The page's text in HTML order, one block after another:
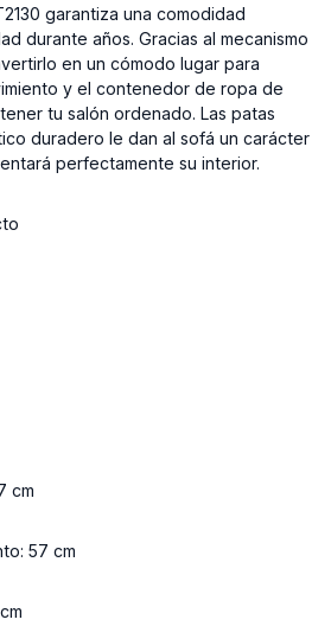
garantiza una comodidad
durante años. Gracias al mecanismo
en un cómodo lugar para
y el contenedor de ropa de
tu salón ordenado. Las patas
duradero le dan al sofá un carácter
perfectamente su interior.
cm
57 cm